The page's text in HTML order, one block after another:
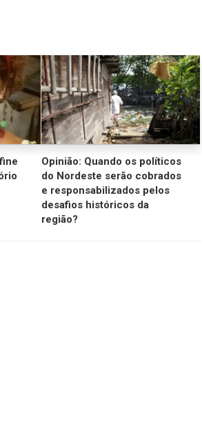
Opinião: Quando os políticos
do Nordeste serão cobrados
e responsabilizados pelos
desafios históricos da
região?